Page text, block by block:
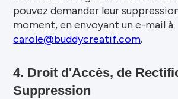
pouvez demander leur
moment, en envoyant un e-mail à
carole@buddycreatif.com.
4. Droit d'Accès, de
Suppression